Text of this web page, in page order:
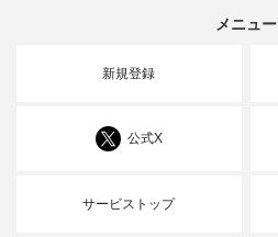
メニュー
新規登録
公式X
サービストップ